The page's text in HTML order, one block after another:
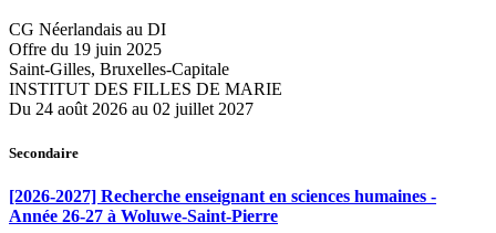
CG Néerlandais au DI
Offre du 19 juin 2025
Saint-Gilles, Bruxelles-Capitale
INSTITUT DES FILLES DE MARIE
Du 24 août 2026 au 02 juillet 2027
Secondaire
[2026-2027] Recherche enseignant en sciences humaines -
Année 26-27 à Woluwe-Saint-Pierre